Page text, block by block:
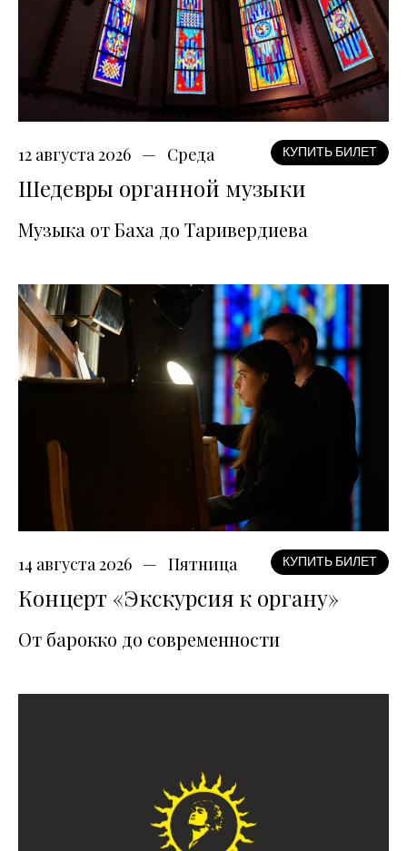
12 августа 2026 Среда КУПИТЬ БИЛЕТ
Шедевры органной музыки
Музыка от Баха до Таривердиева
14 августа 2026 Пятница КУПИТЬ БИЛЕТ
Концерт «Экскурсия к органу»
От барокко до современности